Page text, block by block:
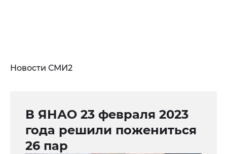
Новости СМИ2
В ЯНАО 23 февраля 2023
года решили пожениться
26 пар